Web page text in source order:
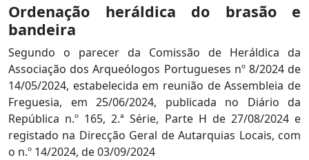
Ordenação heráldica do brasão e
bandeira
Segundo o parecer da Comissão de Heráldica da
Associação dos Arqueólogos Portugueses nº 8/2024 de
14/05/2024, estabelecida em reunião de Assembleia de
Freguesia, em 25/06/2024, publicada no Diário da
República n.º 165, 2.ª Série, Parte H de 27/08/2024 e
registado na Direcção Geral de Autarquias Locais, com
o n.º 14/2024, de 03/09/2024